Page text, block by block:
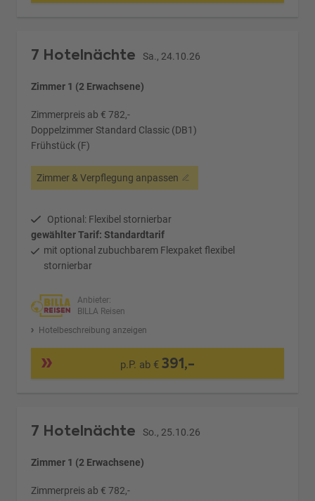
7 Hotelnächte Sa., 24.10.26
Zimmer 1 (2 Erwachsene)
Zimmerpreis ab € 782,-
Doppelzimmer Standard Classic (DB1)
Frühstück (F)
Zimmer & Verpflegung anpassen
Optional: Flexibel stornierbar
gewählter Tarif: Standardtarif
mit optional zubuchbarem Flexpaket flexibel
stornierbar
Anbieter:
BILLA Reisen
Hotelbeschreibung anzeigen
p.P. ab € 391,-
7 Hotelnächte So., 25.10.26
Zimmer 1 (2 Erwachsene)
Zimmerpreis ab € 782,-